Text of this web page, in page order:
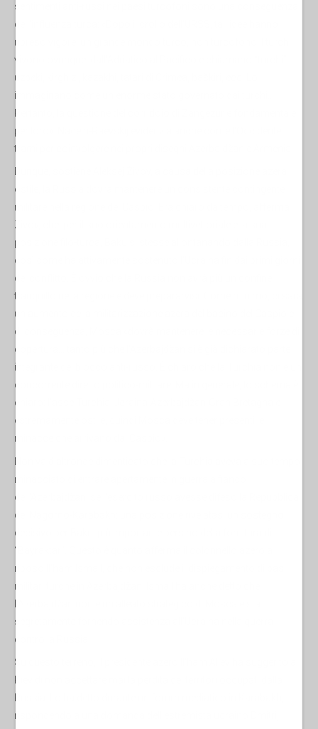
sentimenti anti-russi nei paesi turcofoni sono una conseguenza
dell'influenza turca: «Dopo il crollo dell'URSS, tali idee hanno
ripreso vigore: un grande mondo turco, non turcofono! I turchi
vivono ovunque, dall'Adriatico al Pacifico e chiamano “turchi”
uzbeki, kirghizi, kazakhi, tatari di Crimea, baškiri, ecc. Lo
immaginano come un enorme stato governato dai turchi...
per loro». Nadein-Raevskij evidenzia anche come l'Occidente
trami per coinvolgere nei propri disegni Azerbajdžan e Armenia.
ostile, la Russia dovrà mantenere un consistente contingente
militare nella regione del Caspio. Era chiaro da tempo, afferma
Živov, che, per il suo orientamento multivettoriale e la sua
posizione filo-turca, Baku si stesse allontanando dalla Russia,
così come ha attivamente sostenuto l'Ucraina fin dai primi giorni
del conflitto. È ovvio che la Russia non avrà più un confine
tranquillo nella regione e deve prepararvisi. Come minimo, ci sarà
un aumento della militarizzazione azera del bacino del Caspio e,
di conseguenza, Mosca «dovrà mantenere le necessarie forze di
copertura... tanto più che l'Azerbajdžan si è già dichiarato parte
integrante del blocco anti-russo. È chiaro che la Turchia non è un
concorrente diretto politico-militare. Ma in generale, lo schema è
chiaro: l'asse Turchia-Ucraina-Azerbajdžan-Gran Bretagna è
estremamente ostile, quindi Mosca deve tener presenti le
minacce che arrivano dal Caspio».
minacciato di entrare apertamente in guerra a fianco
dell'Azerbajdžan, se l'esercito russo avesse difeso la Repubblica
del Nagorno-Karabakh: una posizione rivelatasi un sostegno
decisivo per Baku, più importante persino della fornitura di
“Bayraktar”. Questo è quanto afferma il colonnello azero a
riposo Il'ham Ismail, che non esclude il dispiegamento di basi
militari turche in Azerbajdžan. Ismail ha anche detto che
segretamente fornendo assistenza all'Ucraina nella guerra
contro la Russia.
Su questo terreno, il presidente azero Il'ham Aliev ha suggerito a
rispondendo a una domanda dell'estremista ucraino Dmitrij